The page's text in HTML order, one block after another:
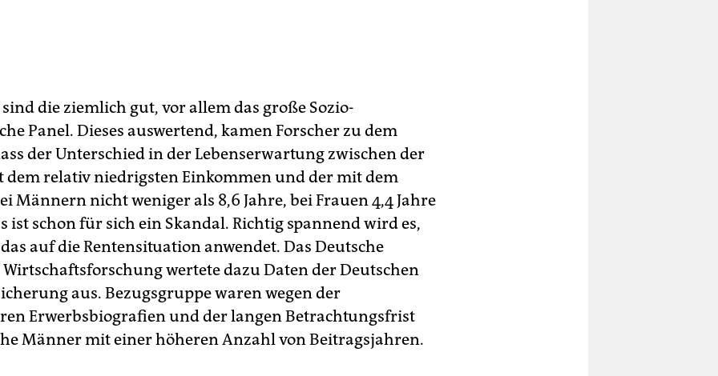
die ziemlich gut, vor allem das große Sozio-
Panel. Dieses auswertend, kamen Forscher zu dem
der Unterschied in der Lebenserwartung zwischen der
dem relativ niedrigsten Einkommen und der mit dem
Männern nicht weniger als 8,6 Jahre, bei Frauen 4,4 Jahre
ist schon für sich ein Skandal. Richtig spannend wird es,
auf die Rentensituation anwendet. Das Deutsche
wertete dazu Daten der Deutschen
aus. Bezugsgruppe waren wegen der
Erwerbsbiografien und der langen Betrachtungsfrist
Männer mit einer höheren Anzahl von Beitragsjahren.